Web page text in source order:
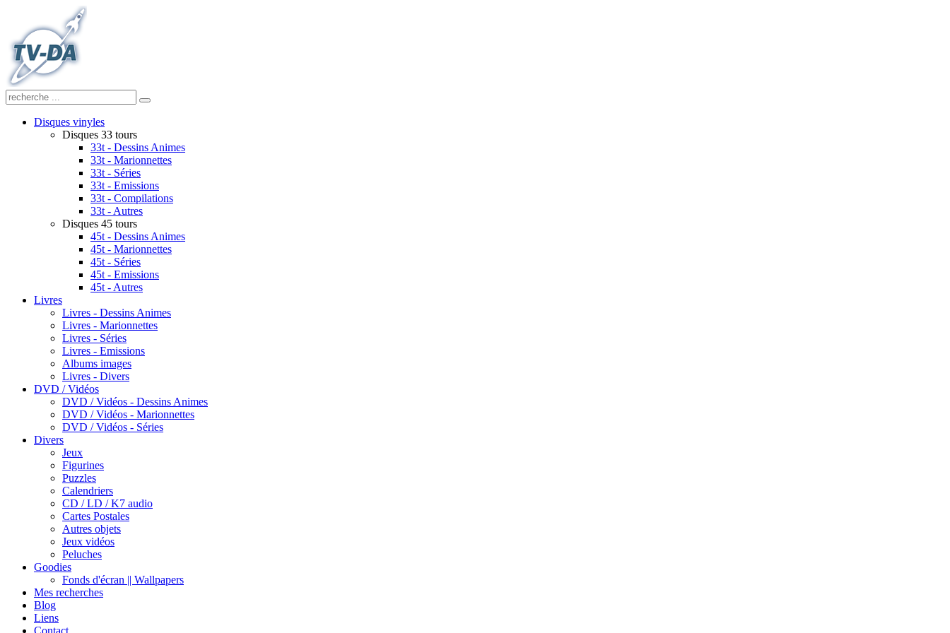
Disques vinyles
Disques 33 tours
33t - Dessins Animes
33t - Marionnettes
33t - Séries
33t - Emissions
33t - Compilations
33t - Autres
Disques 45 tours
45t - Dessins Animes
45t - Marionnettes
45t - Séries
45t - Emissions
45t - Autres
Livres
Livres - Dessins Animes
Livres - Marionnettes
Livres - Séries
Livres - Emissions
Albums images
Livres - Divers
DVD / Vidéos
DVD / Vidéos - Dessins Animes
DVD / Vidéos - Marionnettes
DVD / Vidéos - Séries
Divers
Jeux
Figurines
Puzzles
Calendriers
CD / LD / K7 audio
Cartes Postales
Autres objets
Jeux vidéos
Peluches
Goodies
Fonds d'écran || Wallpapers
Mes recherches
Blog
Liens
Contact